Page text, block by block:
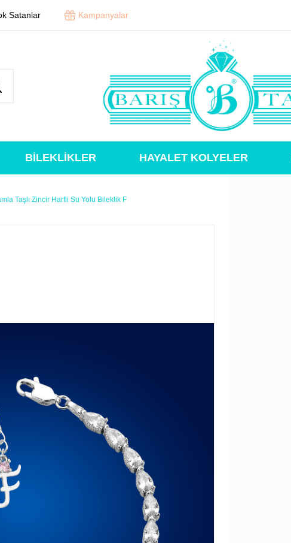
Satanlar Kampanyalar
BİLEKLİKLER HAYALET KOLYELER
Taşlı Zincir Harfli Su Yolu Bileklik F